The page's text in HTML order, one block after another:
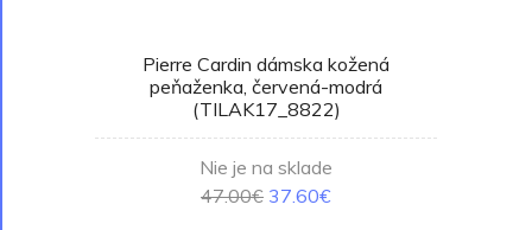
Pierre Cardin dámska kožená
peňaženka, červená-modrá
(TILAK17_8822)
Nie je na sklade
47.00€ 37.60€